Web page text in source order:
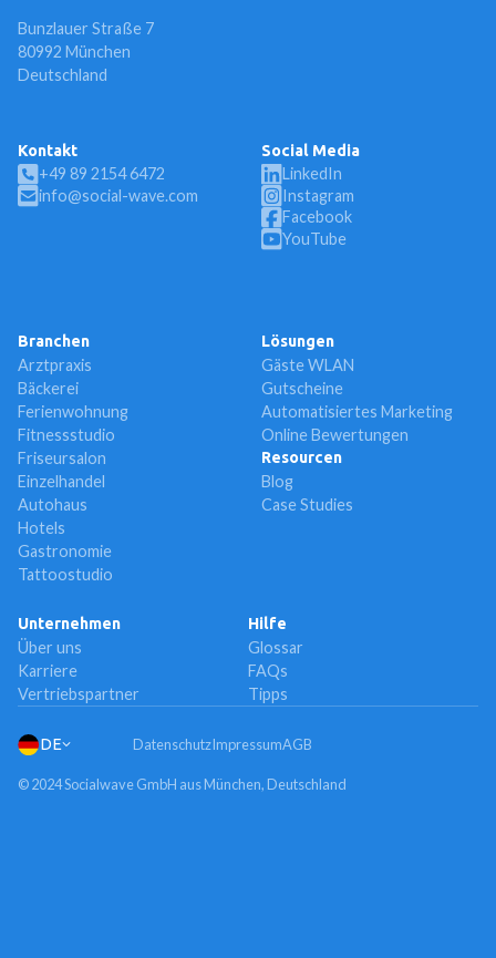
Bunzlauer Straße 7
80992 München
Deutschland
Kontakt
+49 89 2154 6472
info@social-wave.com
Social Media
LinkedIn
Instagram
Facebook
YouTube
Branchen
Arztpraxis
Bäckerei
Ferienwohnung
Fitnessstudio
Friseursalon
Einzelhandel
Autohaus
Hotels
Gastronomie
Tattoostudio
Lösungen
Gäste WLAN
Gutscheine
Automatisiertes Marketing
Online Bewertungen
Resourcen
Blog
Case Studies
Unternehmen
Über uns
Karriere
Vertriebspartner
Hilfe
Glossar
FAQs
Tipps
DE
© 2024 Socialwave GmbH aus München, Deutschland
DatenschutzImpressumAGB